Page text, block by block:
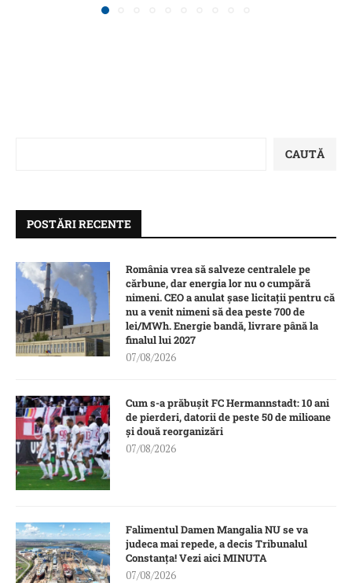
CAUTĂ
POSTĂRI RECENTE
România vrea să salveze centralele pe
cărbune, dar energia lor nu o cumpără
nimeni. CEO a anulat șase licitații pentru că
nu a venit nimeni să dea peste 700 de
lei/MWh. Energie bandă, livrare până la
finalul lui 2027
07/08/2026
Cum s-a prăbușit FC Hermannstadt: 10 ani
de pierderi, datorii de peste 50 de milioane
și două reorganizări
07/08/2026
Falimentul Damen Mangalia NU se va
judeca mai repede, a decis Tribunalul
Constanța! Vezi aici MINUTA
07/08/2026